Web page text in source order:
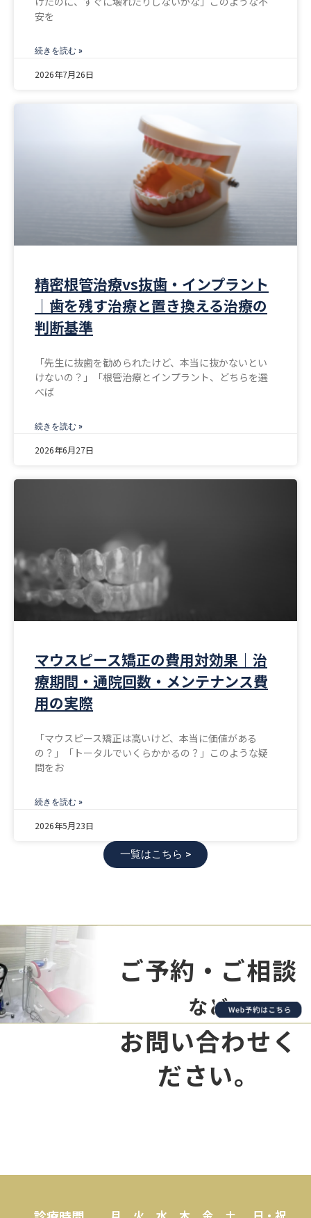
安を
続きを読む »
2026年7月26日
精密根管治療vs抜歯・インプラント
｜歯を残す治療と置き換える治療の
判断基準
「先生に抜歯を勧められたけど、本当に抜かないとい
けないの？」「根管治療とインプラント、どちらを選
べば
続きを読む »
2026年6月27日
マウスピース矯正の費用対効果｜治
療期間・通院回数・メンテナンス費
用の実際
「マウスピース矯正は高いけど、本当に価値がある
の？」「トータルでいくらかかるの？」このような疑
問をお
続きを読む »
2026年5月23日
一覧はこちら >
ご予約・ご相談
など
お問い合わせく
ださい。